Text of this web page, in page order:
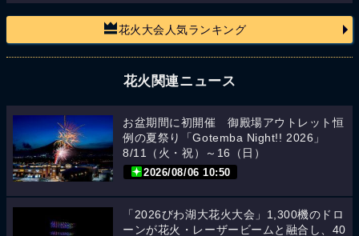
花火大会人気ランキング
花火関連ニュース
お盆期間に初開催 御殿場アウトレット恒
例の夏祭り「Gotemba Night!! 2026」
8/11（火・祝）～16（日）
2026/08/06 10:50
「2026びわ湖大花火大会」1,300機のドロ
ーンが花火・レーザービームと融合し、40